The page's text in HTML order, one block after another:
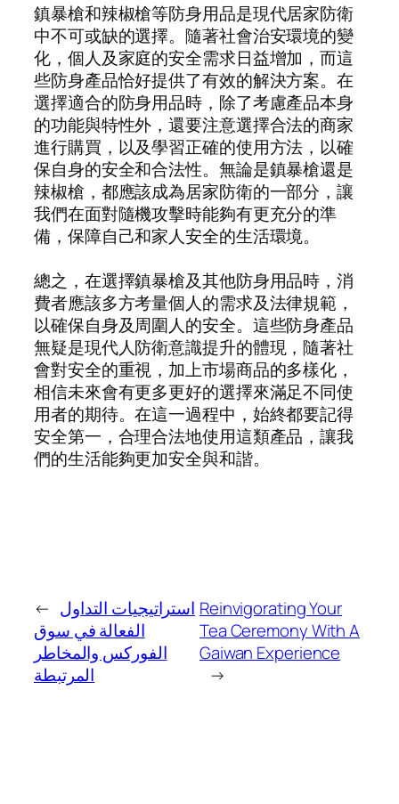
鎮暴槍和辣椒槍等防身用品是現代居家防衛
中不可或缺的選擇。隨著社會治安環境的變
化，個人及家庭的安全需求日益增加，而這
些防身產品恰好提供了有效的解決方案。在
選擇適合的防身用品時，除了考慮產品本身
的功能與特性外，還要注意選擇合法的商家
進行購買，以及學習正確的使用方法，以確
保自身的安全和合法性。無論是鎮暴槍還是
辣椒槍，都應該成為居家防衛的一部分，讓
我們在面對隨機攻擊時能夠有更充分的準
備，保障自己和家人安全的生活環境。
總之，在選擇鎮暴槍及其他防身用品時，消
費者應該多方考量個人的需求及法律規範，
以確保自身及周圍人的安全。這些防身產品
無疑是現代人防衛意識提升的體現，隨著社
會對安全的重視，加上市場商品的多樣化，
相信未來會有更多更好的選擇來滿足不同使
用者的期待。在這一過程中，始終都要記得
安全第一，合理合法地使用這類產品，讓我
們的生活能夠更加安全與和諧。
← استراتيجيات التداول
الفعالة في سوق
الفوركس والمخاطر
المرتبطة
Reinvigorating Your
Tea Ceremony With A
Gaiwan Experience
→